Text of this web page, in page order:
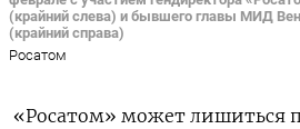
(крайний слева) и бывшего главы МИД
(крайний справа)
Росатом
«Росатом» может лишиться